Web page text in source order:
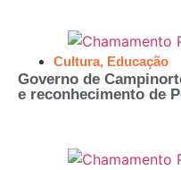
Cultura, Educação
Governo de
e reconhecimento de